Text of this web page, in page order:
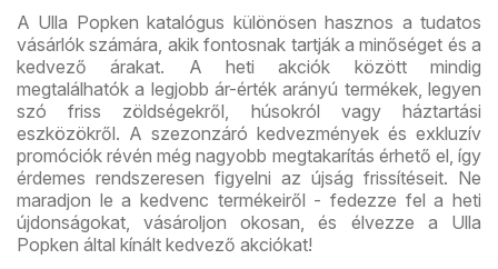
A Ulla Popken katalógus különösen hasznos a tudatos
vásárlók számára, akik fontosnak tartják a minőséget és a
kedvező árakat. A heti akciók között mindig
megtalálhatók a legjobb ár-érték arányú termékek, legyen
szó friss zöldségekről, húsokról vagy háztartási
eszközökről. A szezonzáró kedvezmények és exkluzív
promóciók révén még nagyobb megtakarítás érhető el, így
érdemes rendszeresen figyelni az újság frissítéseit. Ne
maradjon le a kedvenc termékeiről - fedezze fel a heti
újdonságokat, vásároljon okosan, és élvezze a Ulla
Popken által kínált kedvező akciókat!